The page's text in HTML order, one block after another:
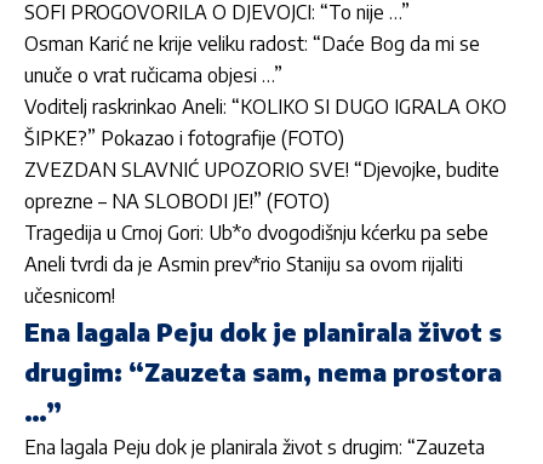
SOFI PROGOVORILA O DJEVOJCI: “To nije …”
Osman Karić ne krije veliku radost: “Daće Bog da mi se
unuče o vrat ručicama objesi …”
Voditelj raskrinkao Aneli: “KOLIKO SI DUGO IGRALA OKO
ŠIPKE?” Pokazao i fotografije (FOTO)
ZVEZDAN SLAVNIĆ UPOZORIO SVE! “Djevojke, budite
oprezne – NA SLOBODI JE!” (FOTO)
Tragedija u Crnoj Gori: Ub*o dvogodišnju kćerku pa sebe
Aneli tvrdi da je Asmin prev*rio Staniju sa ovom rijaliti
učesnicom!
Ena lagala Peju dok je planirala život s
drugim: “Zauzeta sam, nema prostora
…”
Ena lagala Peju dok je planirala život s drugim: “Zauzeta